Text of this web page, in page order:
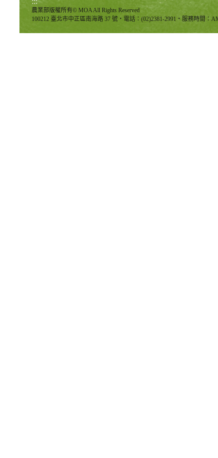
農業部版權所有© MOA All Rights Reserved
100212 臺北市中正區南海路 37 號‧電話：(02)2381-2991‧服務時間：